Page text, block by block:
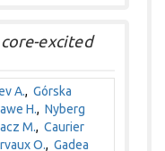
excited
A.,Górska
H.,Nyberg
M.,Caurier
O.,Gadea